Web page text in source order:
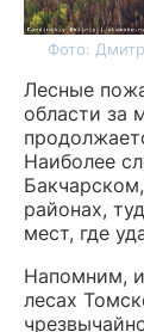
Фото:
Лесные
области за
Наиболее
районах,
мест, где
Напомним,
лесах